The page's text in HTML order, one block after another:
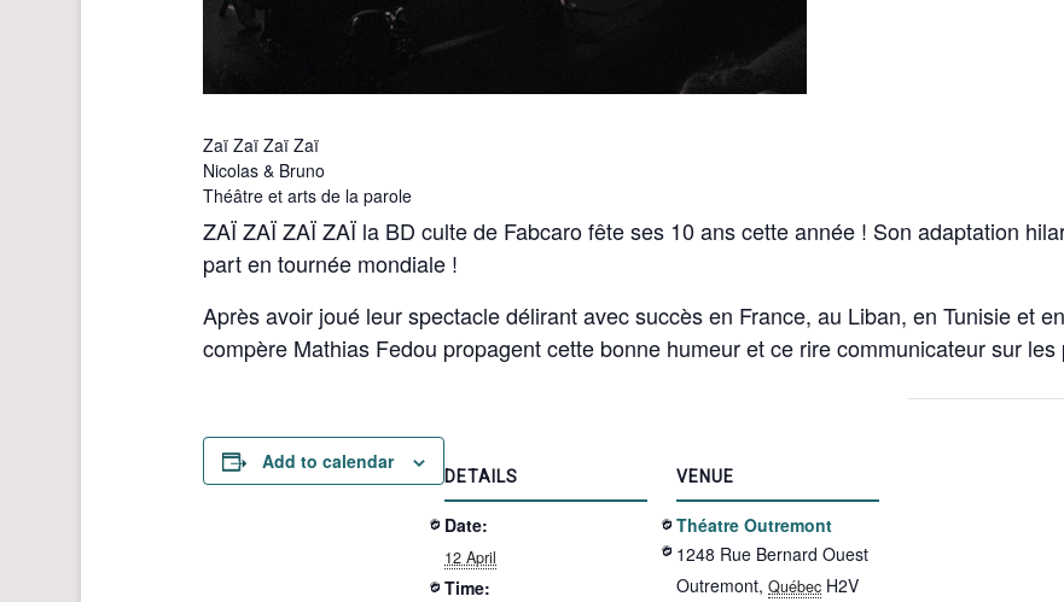
Zaï Zaï Zaï Zaï
Nicolas & Bruno
Théâtre et arts de la parole
ZAÏ ZAÏ ZAÏ ZAÏ la BD culte de Fabcaro fête ses 10 ans cette année ! Son adaptation
part en tournée mondiale !
Après avoir joué leur spectacle délirant avec succès en France, au Liban, en Tunisie et
compère Mathias Fedou propagent cette bonne humeur et ce rire communicateur sur
Add to calendar
DETAILS
Date:
12 April
Time:
VENUE
Théatre Outremont
1248 Rue Bernard Ouest
Outremont, Québec H2V